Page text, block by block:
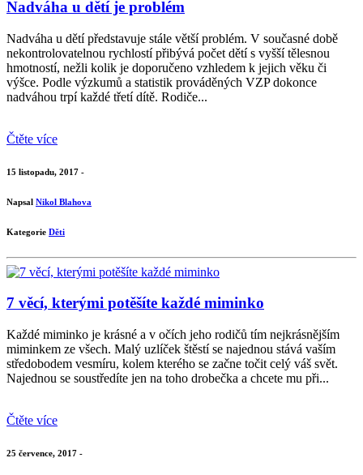
Nadváha u dětí je problém
Nadváha u dětí představuje stále větší problém. V současné době
nekontrolovatelnou rychlostí přibývá počet dětí s vyšší tělesnou
hmotností, nežli kolik je doporučeno vzhledem k jejich věku či
výšce. Podle výzkumů a statistik prováděných VZP dokonce
nadváhou trpí každé třetí dítě. Rodiče...
Čtěte více
15 listopadu, 2017 -
Napsal Nikol Blahova
Kategorie Děti
7 věcí, kterými potěšíte každé miminko
Každé miminko je krásné a v očích jeho rodičů tím nejkrásnějším
miminkem ze všech. Malý uzlíček štěstí se najednou stává vaším
středobodem vesmíru, kolem kterého se začne točit celý váš svět.
Najednou se soustředíte jen na toho drobečka a chcete mu při...
Čtěte více
25 července, 2017 -